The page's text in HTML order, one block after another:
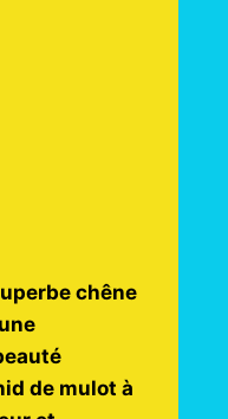
chêne
de mulot à